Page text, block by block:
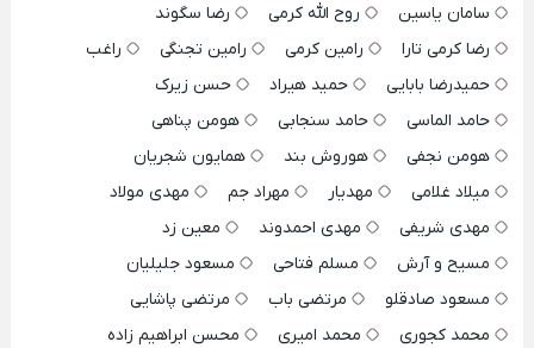
سامان یاسین
روح الله کرمی
رضا سگوند
رضا کرمی تارا
رامین کرمی رامین تجنگی
راغب
حمیدرضا بابایی
حمید هیراد
حسن زیرک
حامد الماسی
حامد سنجابی
هومن پناهی
هومن نجفی
هوروش بند
همایون شجریان
میلاد غلامی
مهدیار مهراد جم
مهدی مولاد
مهدی شریفی
مهدی احمدوند
معین زد
مسیح و آرش
مسلم فتاحی
مسعود جلیلیان
مسعود صادقلو
مرتضی باب
مرتضی پاشایی
محمد کجوری
محمد امیری
محسن ابراهیم زاده